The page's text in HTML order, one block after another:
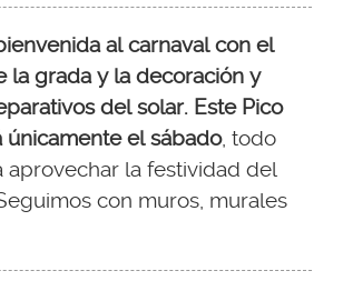
al carnaval con el
la grada y la decoración y
del solar. Este Pico
únicamente el sábado, todo
aprovechar la festividad del
con muros, murales